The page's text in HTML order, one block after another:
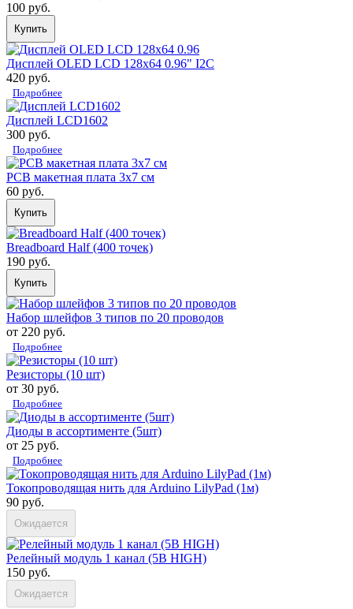
100 руб.
Купить
Дисплей OLED LCD 128х64 0.96" I2C
420 руб.
Подробнее
Дисплей LCD1602
300 руб.
Подробнее
PCB макетная плата 3х7 см
60 руб.
Купить
Breadboard Half (400 точек)
190 руб.
Купить
Набор шлейфов 3 типов по 20 проводов
от 220 руб.
Подробнее
Резисторы (10 шт)
от 30 руб.
Подробнее
Диоды в ассортименте (5шт)
от 25 руб.
Подробнее
Токопроводящая нить для Arduino LilyPad (1м)
90 руб.
Ожидается
Релейный модуль 1 канал (5В HIGH)
150 руб.
Ожидается